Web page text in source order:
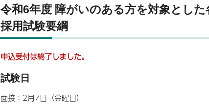
令和6年度 障がいのある方を対象とした
採用試験要綱
申込受付は終了しました。
試験日
面接：2月7日（金曜日）